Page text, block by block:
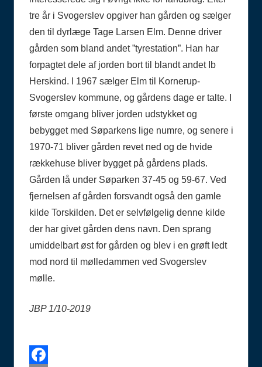
tre år i Svogerslev opgiver han gården og sælger
den til dyrlæge Tage Larsen Elm. Denne driver
gården som bland andet ”tyrestation”. Han har
forpagtet dele af jorden bort til blandt andet Ib
Herskind. I 1967 sælger Elm til Kornerup-
Svogerslev kommune, og gårdens dage er talte. I
første omgang bliver jorden udstykket og
bebygget med Søparkens lige numre, og senere i
1970-71 bliver gården revet ned og de hvide
rækkehuse bliver bygget på gårdens plads.
Gården lå under Søparken 37-45 og 59-67. Ved
fjernelsen af gården forsvandt også den gamle
kilde Torskilden. Det er selvfølgelig denne kilde
der har givet gården dens navn. Den sprang
umiddelbart øst for gården og blev i en grøft ledt
mod nord til mølledammen ved Svogerslev
mølle.
JBP 1/10-2019